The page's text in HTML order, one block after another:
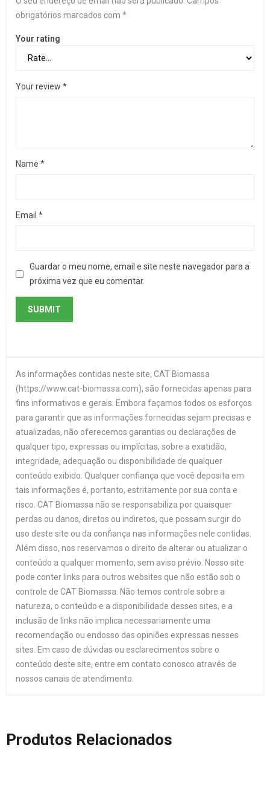
obrigatórios marcados com *
Your rating
Your review *
Name *
Email *
Guardar o meu nome, email e site neste navegador para a
próxima vez que eu comentar.
As informações contidas neste site, CAT Biomassa
(https://www.cat-biomassa.com), são fornecidas apenas para
fins informativos e gerais. Embora façamos todos os esforços
para garantir que as informações fornecidas sejam precisas e
atualizadas, não oferecemos garantias ou declarações de
qualquer tipo, expressas ou implícitas, sobre a exatidão,
integridade, adequação ou disponibilidade de qualquer
conteúdo exibido. Qualquer confiança que você deposita em
tais informações é, portanto, estritamente por sua conta e
risco. CAT Biomassa não se responsabiliza por quaisquer
perdas ou danos, diretos ou indiretos, que possam surgir do
uso deste site ou da confiança nas informações nele contidas.
Além disso, nos reservamos o direito de alterar ou atualizar o
conteúdo a qualquer momento, sem aviso prévio. Nosso site
pode conter links para outros websites que não estão sob o
controle de CAT Biomassa. Não temos controle sobre a
natureza, o conteúdo e a disponibilidade desses sites, e a
inclusão de links não implica necessariamente uma
recomendação ou endosso das opiniões expressas nesses
sites. Em caso de dúvidas ou esclarecimentos sobre o
conteúdo deste site, entre em contato conosco através de
nossos canais de atendimento.
Produtos Relacionados